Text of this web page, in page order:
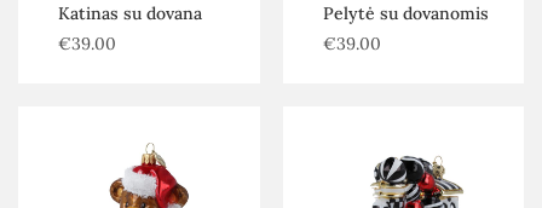
Katinas su dovana
€39.00
Pelytė su dovanomis
€39.00